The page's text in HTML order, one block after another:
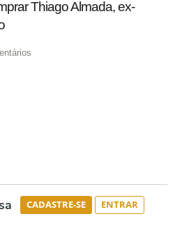
Thiago Almada, ex-